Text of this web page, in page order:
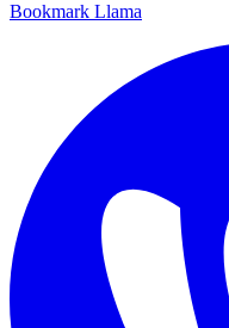
Bookmark Llama